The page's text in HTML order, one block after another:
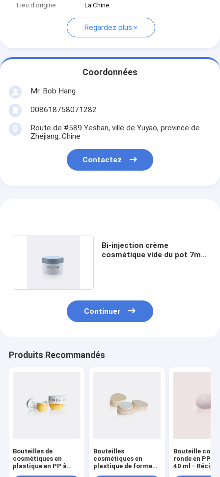
Lieu d'origine
La Chine
Regardez plus
Coordonnées
Mr. Bob Hang
008618758071282
Route de #589 Yeshan, ville de Yuyao, province de
Zhejiang, Chine
Contactez
Bi-injection crème
cosmétique vide du pot 7ml
Continuer
Produits Recommandés
Bouteilles de
cosmétiques en
plastique en PP à
Bouteilles
cosmétiques en
plastique de forme
Bouteille
ronde en PP/
40 ml -